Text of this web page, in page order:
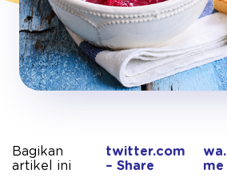
Bagikan
artikel ini
twitter.com
– Share
wa.
me